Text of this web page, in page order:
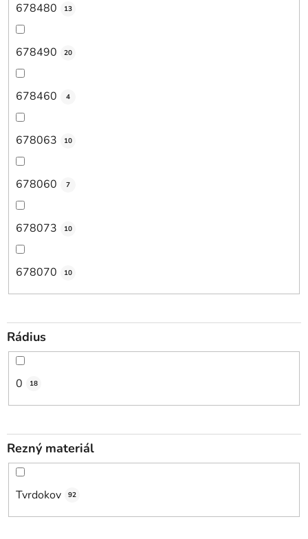
678480 13
678490 20
678460 4
678063 10
678060 7
678073 10
678070 10
Rádius
0 18
Rezný materiál
Tvrdokov 92